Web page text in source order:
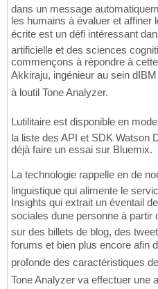
dans un message
les humains à évaluer et affiner
écrite est un défi intéressant
artificielle et des sciences
commençons à répondre à
Akkiraju, ingénieur au sein
à loutil Tone Analyzer.
Lutilitaire est disponible en
la liste des API et SDK Watson
déjà faire un essai sur Bluemix.
La technologie rappelle en de
linguistique qui alimente le
Insights qui extrait un éventail
sociales dune personne à partir
sur des billets de blog, des
forums et bien plus encore afin
profonde des caractéristiques
Tone Analyzer va effectuer une